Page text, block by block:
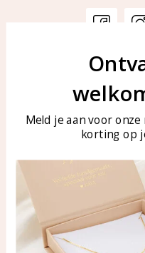
Veelgestelde vragen
Sieraden onderhouden
Producten
Meld je aan voor
korting op